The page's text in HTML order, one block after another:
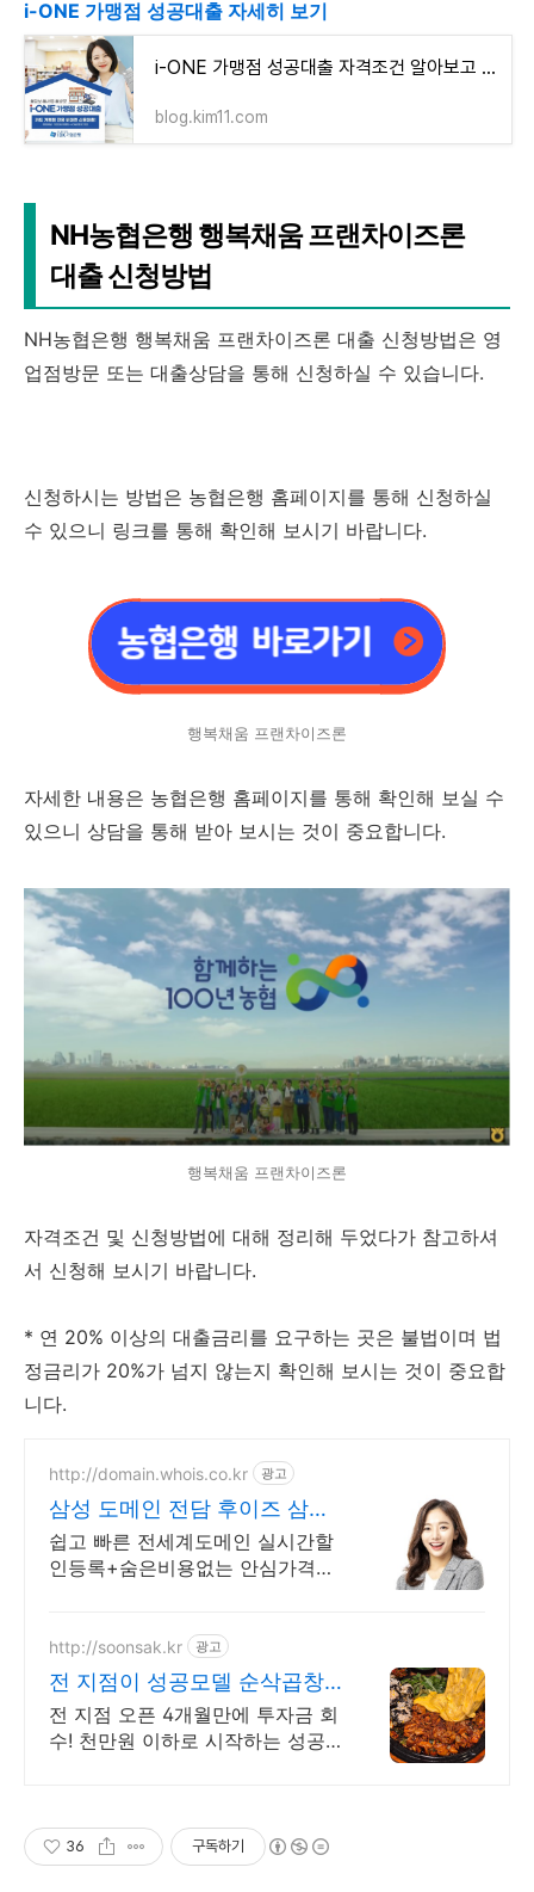
i-ONE 가맹점 성공대출 자세히 보기
i-ONE 가맹점 성공대출 자격조건 알아보고 신청하기(최대 5천만원까지)
blog.kim11.com
NH농협은행 행복채움 프랜차이즈론
대출 신청방법
NH농협은행 행복채움 프랜차이즈론 대출 신청방법은 영
업점방문 또는 대출상담을 통해 신청하실 수 있습니다.
신청하시는 방법은 농협은행 홈페이지를 통해 신청하실
수 있으니 링크를 통해 확인해 보시기 바랍니다.
행복채움 프랜차이즈론
자세한 내용은 농협은행 홈페이지를 통해 확인해 보실 수
있으니 상담을 통해 받아 보시는 것이 중요합니다.
행복채움 프랜차이즈론
자격조건 및 신청방법에 대해 정리해 두었다가 참고하셔
서 신청해 보시기 바랍니다.
* 연 20% 이상의 대출금리를 요구하는 곳은 불법이며 법
정금리가 20%가 넘지 않는지 확인해 보시는 것이 중요합
니다.
http://domain.whois.co.kr 광고
삼성 도메인 전담 후이즈 삼성
닷컴 관리기업
쉽고 빠른 전세계도메인 실시간할
인등록+숨은비용없는 안심가격
http://soonsak.kr 광고
전 지점이 성공모델 순삭곱창
딱 8백만원대로 업종변경
전 지점 오픈 4개월만에 투자금 회
수! 천만원 이하로 시작하는 성공
36 구독하기